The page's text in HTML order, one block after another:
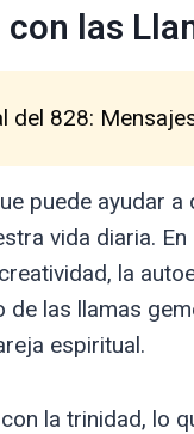
las
del 828:
puede ayudar
vida diaria.
la
las llamas
espiritual.
la trinidad, lo